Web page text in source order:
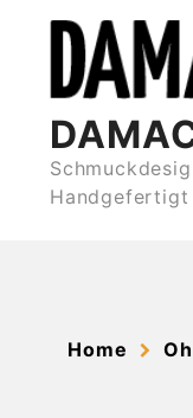
content
Home